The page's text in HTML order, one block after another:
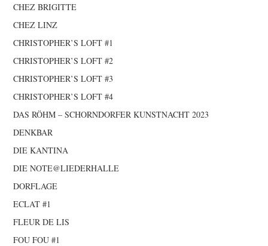
CHEZ BRIGITTE
CHEZ LINZ
CHRISTOPHER’S LOFT #1
CHRISTOPHER’S LOFT #2
CHRISTOPHER’S LOFT #3
CHRISTOPHER’S LOFT #4
DAS RÖHM – SCHORNDORFER KUNSTNACHT 2023
DENKBAR
DIE KANTINA
DIE NOTE@LIEDERHALLE
DORFLAGE
ECLAT #1
FLEUR DE LIS
FOU FOU #1